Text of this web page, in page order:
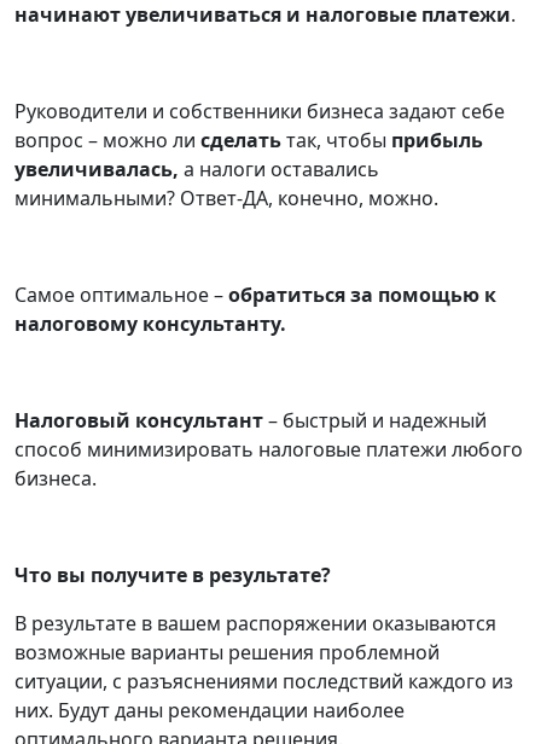
начинают увеличиваться и налоговые платежи.
Руководители и собственники бизнеса задают себе
вопрос – можно ли сделатьтак, чтобы прибыль
увеличивалась, а налоги оставались
минимальными? Ответ-ДА, конечно, можно.
Самое оптимальное –обратиться за помощью к
налоговому консультанту.
Налоговый консультант– быстрый и надежный
способ минимизировать налоговые платежи любого
бизнеса.
Что вы получите в результате?
В результате в вашем распоряжении оказываются
возможные варианты решения проблемной
ситуации, с разъяснениями последствий каждого из
них. Будут даны рекомендации наиболее